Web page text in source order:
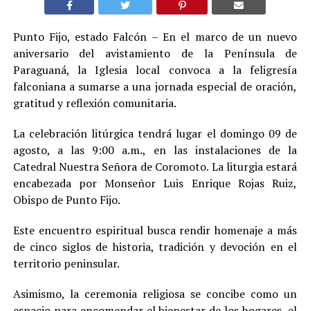
Punto Fijo, estado Falcón – En el marco de un nuevo
aniversario del avistamiento de la Península de
Paraguaná, la Iglesia local convoca a la feligresía
falconiana a sumarse a una jornada especial de oración,
gratitud y reflexión comunitaria.
La celebración litúrgica tendrá lugar el domingo 09 de
agosto, a las 9:00 a.m., en las instalaciones de la
Catedral Nuestra Señora de Coromoto. La liturgia estará
encabezada por Monseñor Luis Enrique Rojas Ruiz,
Obispo de Punto Fijo.
Este encuentro espiritual busca rendir homenaje a más
de cinco siglos de historia, tradición y devoción en el
territorio peninsular.
Asimismo, la ceremonia religiosa se concibe como un